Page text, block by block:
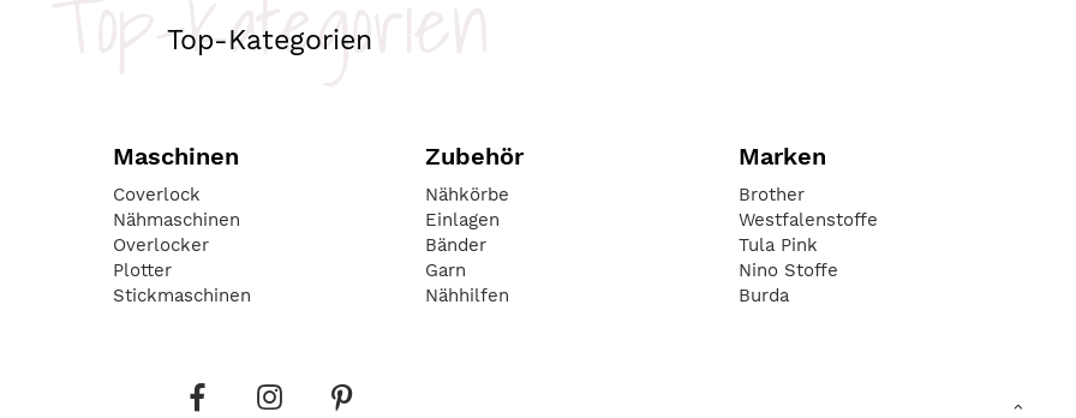
Top-Kategorien
Maschinen
Coverlock
Nähmaschinen
Overlocker
Plotter
Stickmaschinen
Zubehör
Nähkörbe
Einlagen
Bänder
Garn
Nähhilfen
Marken
Brother
Westfalenstoffe
Tula Pink
Nino Stoffe
Burda